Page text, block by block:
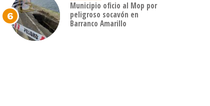
Municipio oficio al Mop por
peligroso socavón en
Barranco Amarillo